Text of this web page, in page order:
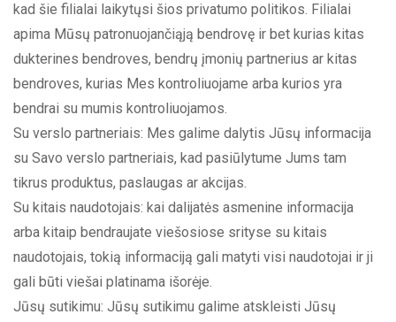
kad šie filialai laikytųsi šios privatumo politikos. Filialai
apima Mūsų patronuojančiąją bendrovę ir bet kurias kitas
dukterines bendroves, bendrų įmonių partnerius ar kitas
bendroves, kurias Mes kontroliuojame arba kurios yra
bendrai su mumis kontroliuojamos.
Su verslo partneriais: Mes galime dalytis Jūsų informacija
su Savo verslo partneriais, kad pasiūlytume Jums tam
tikrus produktus, paslaugas ar akcijas.
Su kitais naudotojais: kai dalijatės asmenine informacija
arba kitaip bendraujate viešosiose srityse su kitais
naudotojais, tokią informaciją gali matyti visi naudotojai ir ji
gali būti viešai platinama išorėje.
Jūsų sutikimu: Jūsų sutikimu galime atskleisti Jūsų